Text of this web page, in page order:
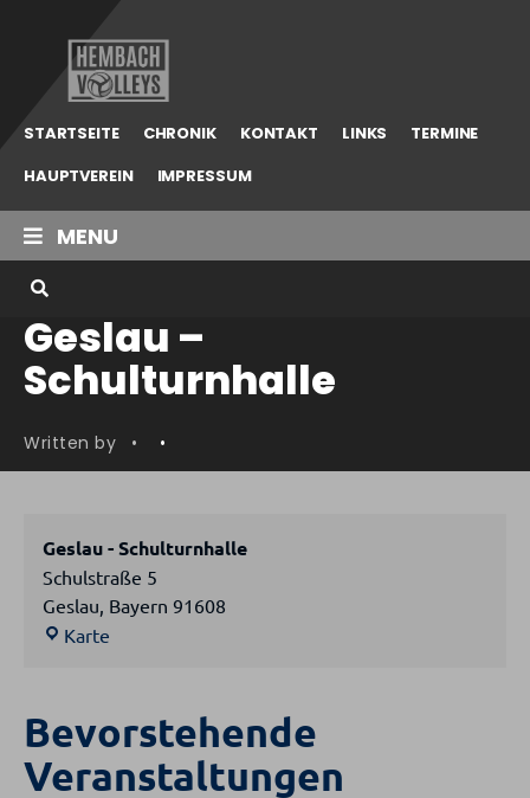
Hembach
Volleys
STARTSEITE CHRONIK KONTAKT LINKS
TERMINE
HAUPTVEREIN
IMPRESSUM
MENU
Geslau –
Schulturnhalle
Written by • •
Geslau - Schulturnhalle
Schulstraße 5
Geslau, Bayern 91608
Karte
Bevorstehende
Veranstaltungen